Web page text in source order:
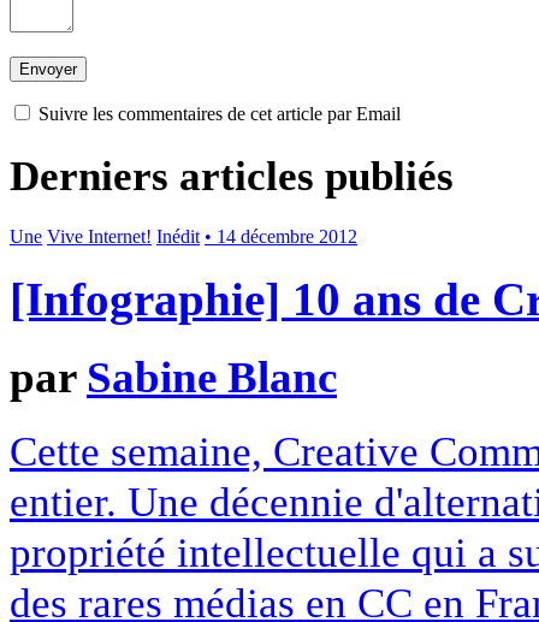
Suivre les commentaires de cet article par Email
Derniers articles publiés
Une Vive Internet! Inédit • 14 décembre 2012
[Infographie] 10 ans de
par Sabine Blanc
Cette semaine, Creative
entier. Une décennie
propriété intellectuelle qui a
des rares médias en CC en